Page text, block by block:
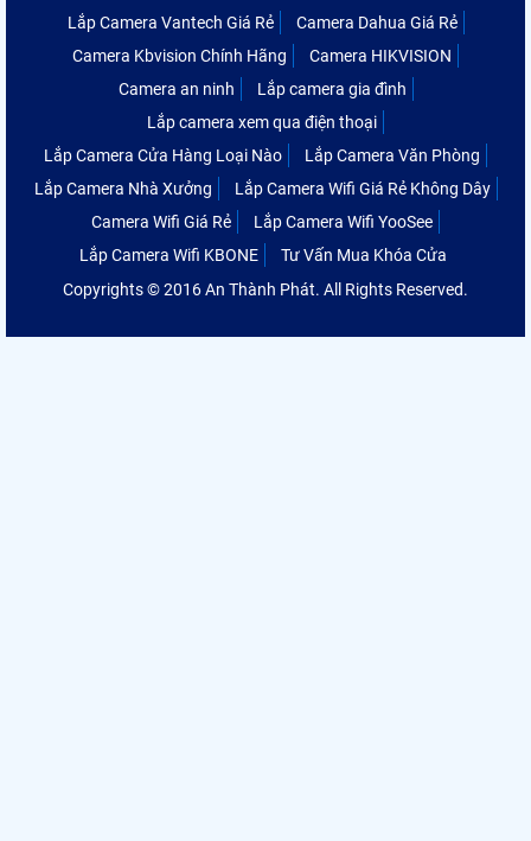
Lắp Camera Vantech Giá Rẻ
Camera Dahua Giá Rẻ
Camera Kbvision Chính Hãng
Camera HIKVISION
Camera an ninh
Lắp camera gia đình
Lắp camera xem qua điện thoại
Lắp Camera Cửa Hàng Loại Nào
Lắp Camera Văn Phòng
Lắp Camera Nhà Xưởng
Lắp Camera Wifi Giá Rẻ Không Dây
Camera Wifi Giá Rẻ
Lắp Camera Wifi YooSee
Lắp Camera Wifi KBONE
Tư Vấn Mua Khóa Cửa
Copyrights © 2016 An Thành Phát. All Rights Reserved.